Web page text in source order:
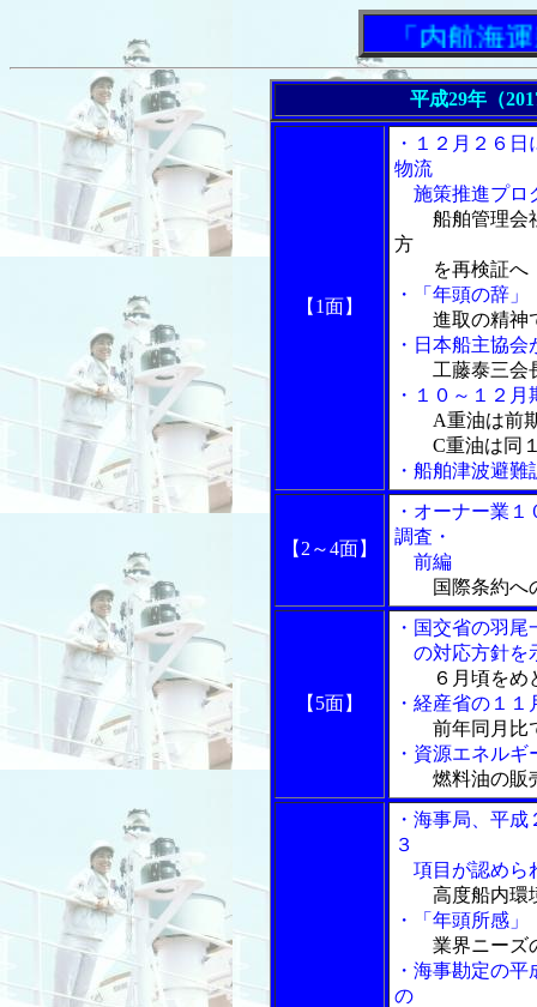
「内航海運新
平成29年（
【1面】
・１２月２６
物流
施策推進プロ
船舶管理会
方
を再検証へ
・「年頭の辞
進取の精神
・日本船主協
工藤泰三会
・１０～１２
A重油は前
C重油は同１
・船舶津波避
【2～4面】
・オーナー業
調査・
前編
国際条約へ
【5面】
・国交省の羽
の対応方針を
６月頃を
・経産省の１
前年同月比
・資源エネル
燃料油の販
・海事局、平
３
項目が認めら
高度船内環
・「年頭所感
業界ニーズ
・海事勘定の
の